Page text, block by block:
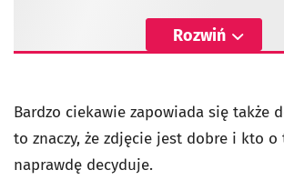
Rozwiń
Bardzo ciekawie zapowiada się także
to znaczy, że zdjęcie jest dobre i kto o
naprawdę decyduje.